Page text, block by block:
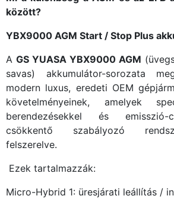
között?
YBX9000 AGM Start / Stop Plus
A GS YUASA YBX9000 AGM
savas) akkumulátor-sorozata
modern luxus, eredeti OEM
követelményeinek, amelyek
berendezésekkel és emisszió-
csökkentő szabályozó
felszerelve.
Ezek tartalmazzák:
Micro-Hybrid 1: üresjárati leállítás /